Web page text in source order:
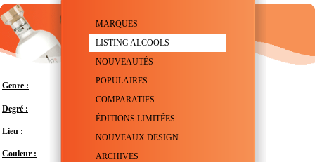
MARQUES
LISTING ALCOOLS
NOUVEAUTÉS
POPULAIRES
COMPARATIFS
ÉDITIONS LIMITÉES
NOUVEAUX DESIGN
ARCHIVES
Genre : Gin
Degré :
Lieu :
Couleur : Transparent